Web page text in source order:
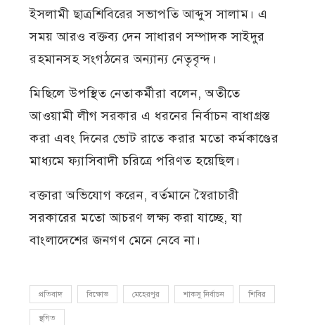
ইসলামী ছাত্রশিবিরের সভাপতি আব্দুস সালাম। এ
সময় আরও বক্তব্য দেন সাধারণ সম্পাদক সাইদুর
রহমানসহ সংগঠনের অন্যান্য নেতৃবৃন্দ।
মিছিলে উপস্থিত নেতাকর্মীরা বলেন, অতীতে
আওয়ামী লীগ সরকার এ ধরনের নির্বাচন বাধাগ্রস্ত
করা এবং দিনের ভোট রাতে করার মতো কর্মকাণ্ডের
মাধ্যমে ফ্যাসিবাদী চরিত্রে পরিণত হয়েছিল।
বক্তারা অভিযোগ করেন, বর্তমানে স্বৈরাচারী
সরকারের মতো আচরণ লক্ষ্য করা যাচ্ছে, যা
বাংলাদেশের জনগণ মেনে নেবে না।
প্রতিবাদ বিক্ষোভ মেহেরপুর শাকসু নির্বাচন শিবির
স্থগিত